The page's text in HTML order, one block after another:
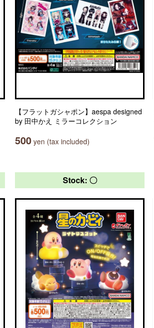
【フラットガシャポン】aespa designed
by 田中かえ ミラーコレクション
500 yen (tax included)
Stock: 〇